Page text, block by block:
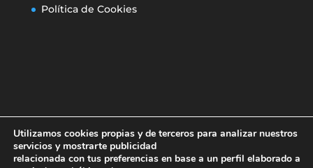
Política de Cookies
Utilizamos cookies propias y de terceros para analizar nuestros
servicios y mostrarte publicidad
relacionada con tus preferencias en base a un perfil elaborado a